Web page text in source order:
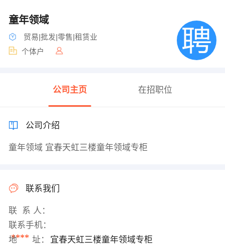
童年领域
贸易|批发|零售|租赁业
个体户
公司主页 在招职位
公司介绍
童年领域 宜春天虹三楼童年领域专柜
联系我们
联 系 人：
联系手机：
****
地 址： 宜春天虹三楼童年领域专柜